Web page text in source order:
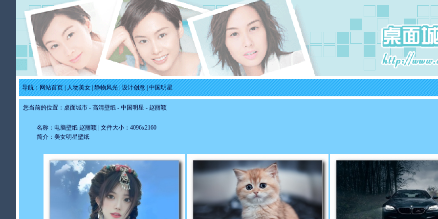
导航：网站首页|人物美女|静物风光|设计创意|中国明星
您当前的位置： 桌面城市 - 高清壁纸 - 中国明星 - 赵丽颖
名称：电脑壁纸 赵丽颖 | 文件大小：4096x2160
简介：美女明星壁纸